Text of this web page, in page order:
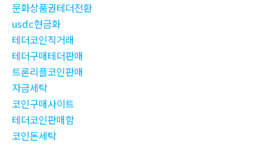
문화상품권테더전환
usdc현금화
테더코인직거래
테더구매테더판매
트론리플코인판매
자금세탁
코인구매사이트
테더코인판매함
코인돈세탁